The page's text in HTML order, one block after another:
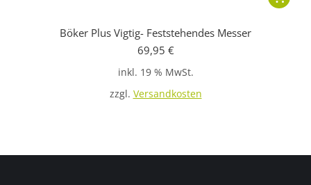
Böker Plus Vigtig- Feststehendes Messer
69,95 €
inkl. 19 % MwSt.
zzgl. Versandkosten